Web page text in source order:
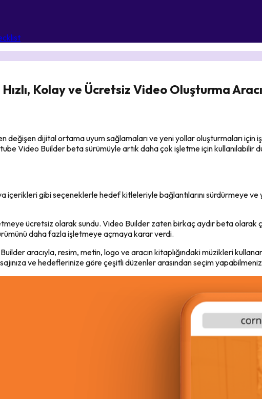
Kolay ve Ücretsiz Video Oluşturma Aracı
değişen dijital ortama uyum sağlamaları ve yeni yollar oluşturmaları için
Video Builder beta sürümüyle artık daha çok işletme için kullanılabilir
gibi seçeneklerle hedef kitleleriyle bağlantılarını sürdürmeye ve
ücretsiz olarak sundu. Video Builder zaten birkaç aydır beta
daha fazla işletmeye açmaya karar verdi.
aracıyla, resim, metin, logo ve aracın kitaplığındaki müzikleri
ve hedeflerinize göre çeşitli düzenler arasından seçim